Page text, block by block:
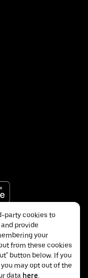
party cookies to
provide
your
from these cookies
button below. If you
may opt out of the
data here.